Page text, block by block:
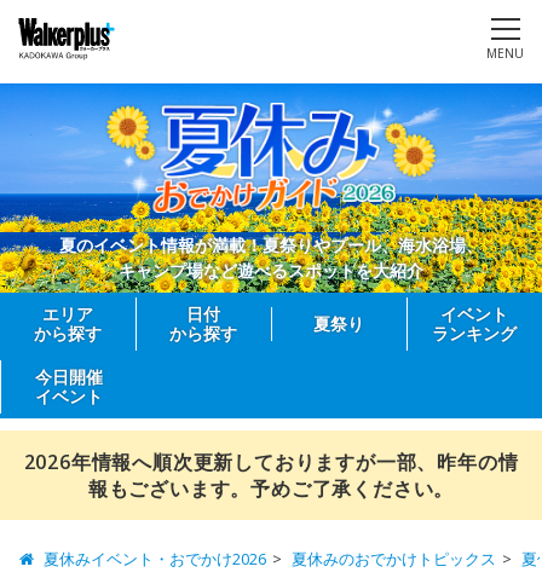
MENU
夏のイベント情報が満載！夏祭りやプール、海水浴場、
キャンプ場など遊べるスポットを大紹介
エリア
から探す
日付
から探す
夏祭り
イベント
ランキング
今日開催
イベント
2026年情報へ順次更新しておりますが一部、昨年の情
報もございます。予めご了承ください。
夏休みイベント・おでかけ2026 夏休みのおでかけトピックス 夏